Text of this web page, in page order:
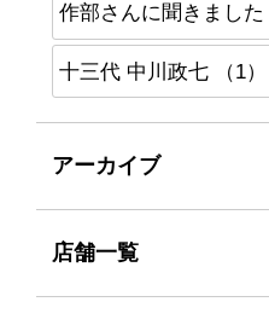
作部さんに聞きました
十三代 中川政七 （1）
アーカイブ
店舗一覧